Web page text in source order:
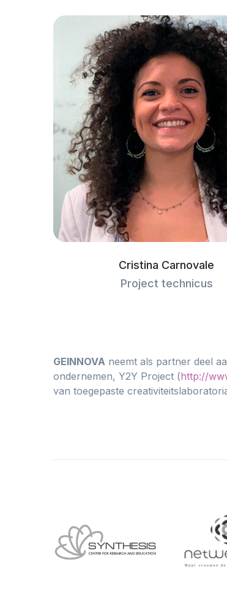
Cristina Carnovale
Project technicus
GEINNOVA neemt als partner deel
ondernemen, Y2Y Project (http://
van toegepaste